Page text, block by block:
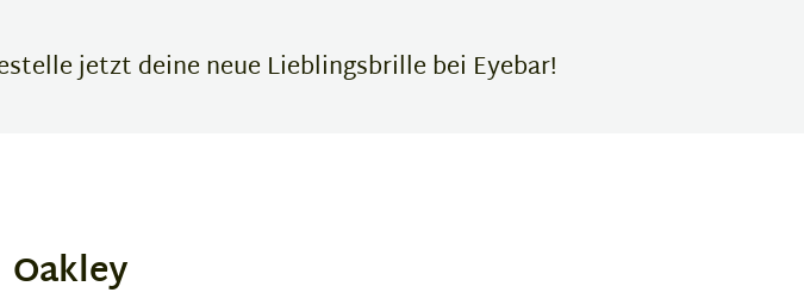
jetzt deine neue Lieblingsbrille bei Eyebar!
Oakley